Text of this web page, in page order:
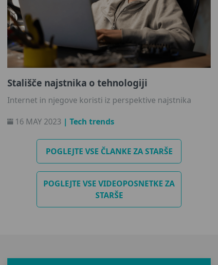
Stališče najstnika o tehnologiji
Internet in njegove koristi iz perspektive najstnika
16 MAY 2023 | Tech trends
POGLEJTE VSE ČLANKE ZA STARŠE
POGLEJTE VSE VIDEOPOSNETKE ZA
STARŠE